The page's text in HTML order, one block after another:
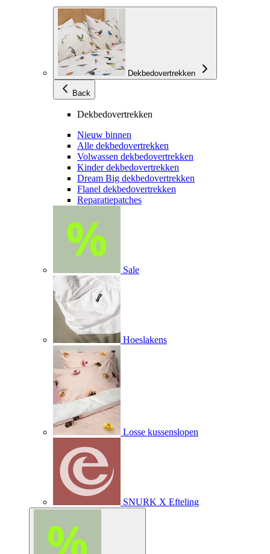
Dekbedovertrekken
Back
Dekbedovertrekken
Nieuw binnen
Alle dekbedovertrekken
Volwassen dekbedovertrekken
Kinder dekbedovertrekken
Dream Big dekbedovertrekken
Flanel dekbedovertrekken
Reparatiepatches
Sale
Hoeslakens
Losse kussenslopen
SNURK X Efteling